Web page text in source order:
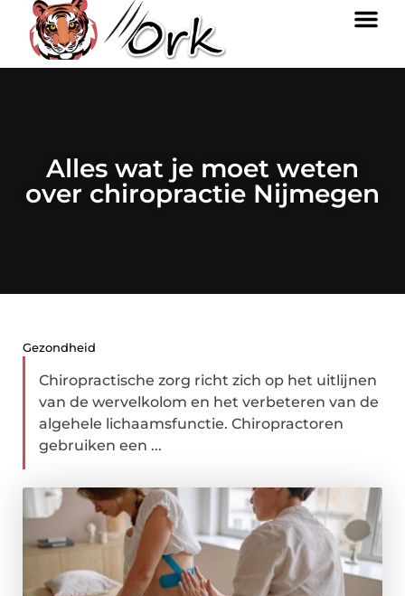
Alles wat je moet weten
over chiropractie Nijmegen
Gezondheid
Chiropractische zorg richt zich op het uitlijnen
van de wervelkolom en het verbeteren van de
algehele lichaamsfunctie. Chiropractoren
gebruiken een ...